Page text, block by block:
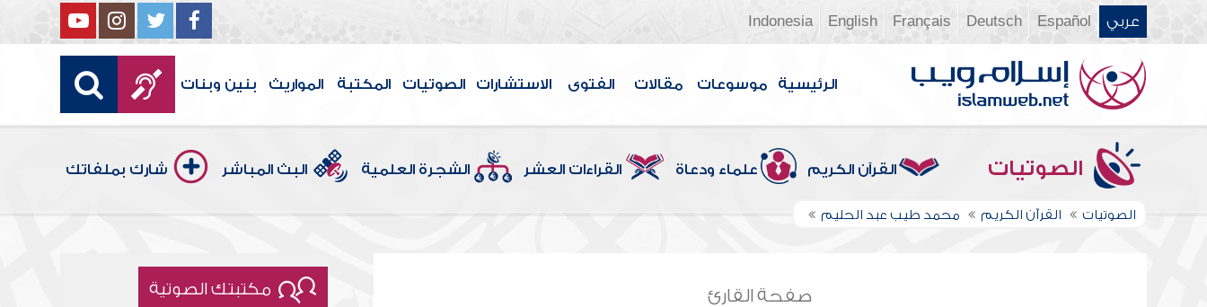
عربي Español
Deutsch
Français
English
Indonesia
الرئيسية موسوعات مقالات الفتوى الاستشارات الصوتيات المكتبة المواريث بنين وبنات
الصوتيات القرآن الكريم علماء ودعاة القراءات العشر الشجرة العلمية البث المباشر شارك بملفاتك
الصوتيات القرآن الكريم محمد طيب عبد الحليم
صفحة القارئ مكتبتك الصوتية